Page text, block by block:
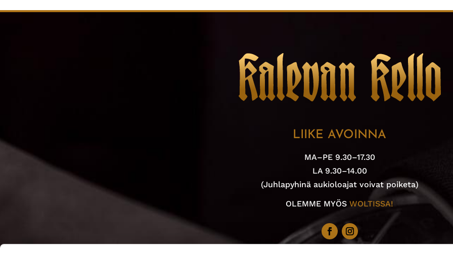
LIIKE AVOINNA
MA–PE 9.30–17.30
LA 9.30–14.00
(Juhlapyhinä aukioloajat voivat poiketa)
OLEMME MYÖSWOLTISSA!